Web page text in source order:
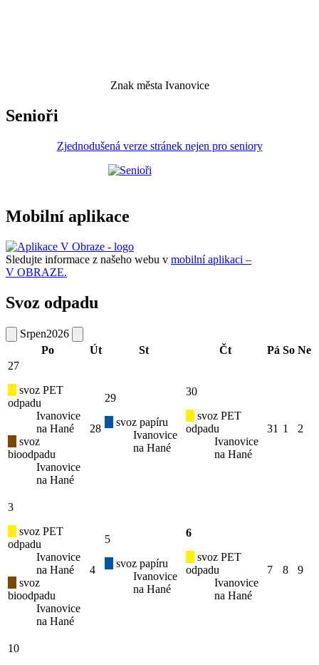
Znak města Ivanovice
Senioři
Zjednodušená verze stránek nejen pro seniory
Mobilní aplikace
Sledujte informace z našeho webu v mobilní aplikaci –
V OBRAZE.
Svoz odpadu
Srpen2026
Po
Út St Čt Pá So Ne
27
svoz PET
odpadu
Ivanovice
na Hané
svoz
bioodpadu
Ivanovice
na Hané
28
29
svoz papíru
Ivanovice
na Hané
30
svoz PET
odpadu
Ivanovice
na Hané
31 1 2
3
svoz PET
odpadu
Ivanovice
na Hané
svoz
bioodpadu
Ivanovice
na Hané
4
5
svoz papíru
Ivanovice
na Hané
6
svoz PET
odpadu
Ivanovice
na Hané
7 8 9
10